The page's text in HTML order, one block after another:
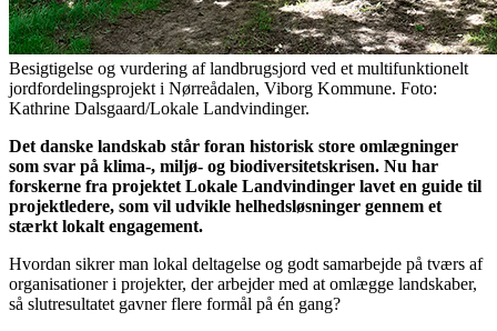
Besigtigelse og vurdering af landbrugsjord ved et multifunktionelt
jordfordelingsprojekt i Nørreådalen, Viborg Kommune. Foto:
Kathrine Dalsgaard/Lokale Landvindinger.
Det danske landskab står foran historisk store omlægninger
som svar på klima-, miljø- og biodiversitetskrisen. Nu har
forskerne fra projektet Lokale Landvindinger lavet en guide til
projektledere, som vil udvikle helhedsløsninger gennem et
stærkt lokalt engagement.
Hvordan sikrer man lokal deltagelse og godt samarbejde på tværs af
organisationer i projekter, der arbejder med at omlægge landskaber,
så slutresultatet gavner flere formål på én gang?